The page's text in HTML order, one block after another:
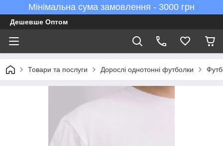
Мінімальна сума замовлення - 3000 грн
Дешевше Оптом
Товари та послуги Дорослі однотонні футболки